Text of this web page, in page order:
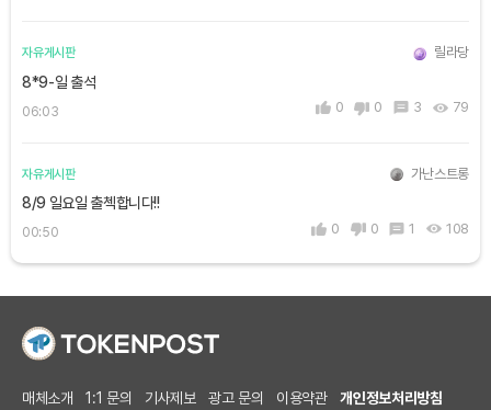
자유게시판 릴라당
8*9-일 출석
06:03 0 0 3 79
자유게시판 가난스트롱
8/9 일요일 출첵합니다!!
00:50 0 0 1 108
매체소개 1:1 문의 기사제보 광고 문의 이용약관
개인정보처리방침